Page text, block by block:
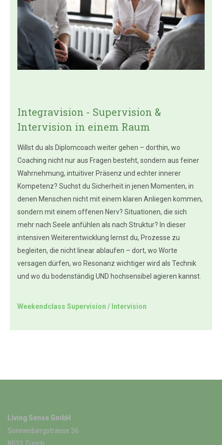
Integravision - Supervision &
Intervision in einem Raum
Willst du als Diplomcoach weiter gehen – dorthin, wo
Coaching nicht nur aus Fragen besteht, sondern aus feiner
Wahrnehmung, intuitiver Präsenz und echter innerer
Kompetenz? Suchst du Sicherheit in jenen Momenten, in
denen Menschen nicht mit einem klaren Anliegen kommen,
sondern mit einem offenen Nerv? Situationen, die sich
mehr nach Seele anfühlen als nach Struktur? In dieser
intensiven Weiterentwicklung lernst du, Prozesse zu
begleiten, die nicht linear ablaufen – dort, wo Worte
versagen dürfen, wo Resonanz wichtiger wird als Technik
und wo du bodenständig UND hochsensibel agieren kannst.
Weekendclass Supervision / Intervision
Living Sense GmbH
Sonnenbergstrasse 36
8032 Zürich